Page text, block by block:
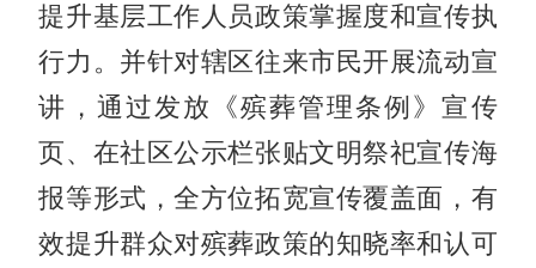
提升基层工作人员政策掌握度和宣传执
行力。并针对辖区往来市民开展流动宣
讲，通过发放《殡葬管理条例》宣传
页、在社区公示栏张贴文明祭祀宣传海
报等形式，全方位拓宽宣传覆盖面，有
效提升群众对殡葬政策的知晓率和认可